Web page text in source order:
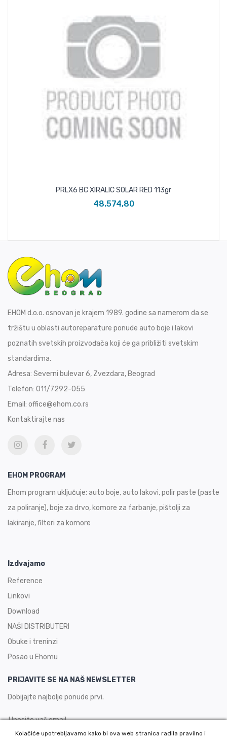
PRLX6 BC XIRALIC SOLAR RED 113gr
48.574,80
EHOM d.o.o. osnovan je krajem 1989. godine sa namerom da se
tržištu u oblasti autoreparature ponude auto boje i lakovi
poznatih svetskih proizvođača koji će ga približiti svetskim
standardima.
Adresa: Severni bulevar 6, Zvezdara, Beograd
Telefon: 011/7292-055
Email: office@ehom.co.rs
Kontaktirajte nas
EHOM PROGRAM
Ehom program uključuje: auto boje, auto lakovi, polir paste (paste
za poliranje), boje za drvo, komore za farbanje, pištolji za
lakiranje, filteri za komore
Izdvajamo
Reference
Linkovi
Download
NAŠI DISTRIBUTERI
Obuke i treninzi
Posao u Ehomu
PRIJAVITE SE NA NAŠ NEWSLETTER
Dobijajte najbolje ponude prvi.
Kolačiće upotrebljavamo kako bi ova web stranica radila pravilno i